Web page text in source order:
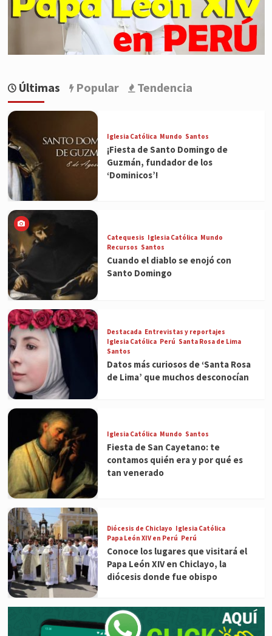
Últimas Popular Tendencia
Iglesia Católica Mundo Santos
¡Fiesta de Santo Domingo de
Guzmán, fundador de los
‘Dominicos’!
Catequesis Iglesia Católica Mundo
Recursos Santos
Cuando el diablo se enojó con
Santo Domingo
Destacada Entrevistas y reportajes
Iglesia Católica Perú Santa Rosa de Lima
Santos
Datos más curiosos de ‘Santa Rosa
de Lima’ que muchos desconocían
Iglesia Católica Mundo Santos
Fiesta de San Cayetano: te
contamos quién era y por qué es
tan venerado
Diócesis de Chiclayo Iglesia Católica
Papa León XIV en Perú Perú
Conoce los lugares que visitará el
Papa León XIV en Chiclayo, la
diócesis donde fue obispo